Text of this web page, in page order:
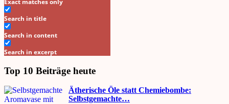
Exact matches only
Search in title
Search in content
Search in excerpt
Top 10 Beiträge heute
Ätherische Öle statt Chemiebombe:
Selbstgemachte…